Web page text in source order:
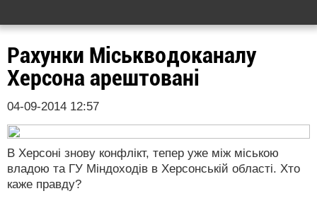
Рахунки Міськводоканалу
Херсона арештовані
04-09-2014 12:57
В Херсоні знову конфлікт, тепер уже між міською
владою та ГУ Міндоходів в Херсонській області. Хто
каже правду?